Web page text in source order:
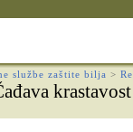
službe zaštite bilja >